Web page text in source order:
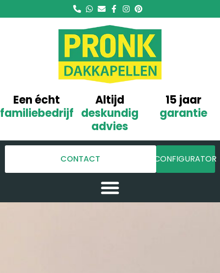
Een écht
familiebedrijf
Altijd
deskundig
advies
15 jaar
garantie
CONTACT CONFIGURATOR